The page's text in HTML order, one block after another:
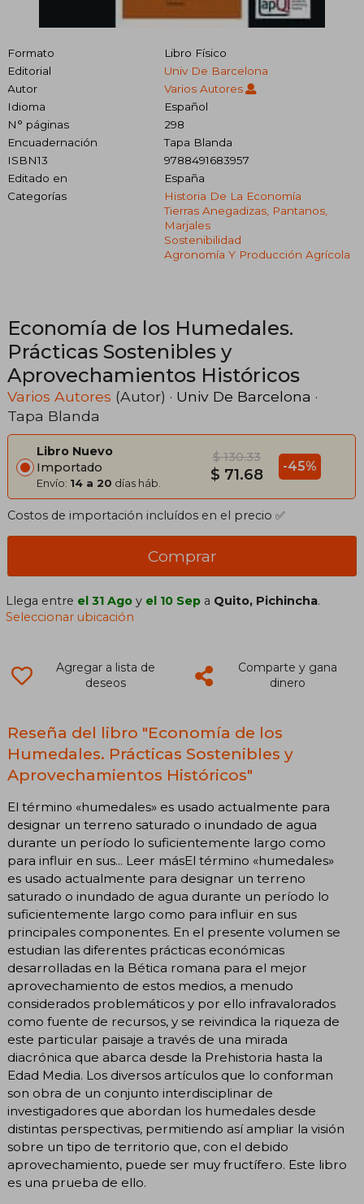
Formato
Libro Físico
Editorial
Univ De Barcelona
Autor
Varios Autores
Idioma
Español
N° páginas
298
Encuadernación
Tapa Blanda
ISBN13
9788491683957
Editado en
España
Categorías
Historia De La Economía
Tierras Anegadizas, Pantanos,
Marjales
Sostenibilidad
Agronomía Y Producción Agrícola
Economía de los Humedales.
Prácticas Sostenibles y
Aprovechamientos Históricos
Varios Autores (Autor) · Univ De Barcelona ·
Tapa Blanda
Libro Nuevo
Importado
Envío: 14 a 20 días háb.
$ 130.33
$ 71.68 -45%
Costos de importación incluídos en el precio ✅
Comprar
Llega entre el 31 Ago y el 10 Sep a Quito, Pichincha.
Seleccionar ubicación
Agregar a lista de
deseos
Comparte y gana
dinero
Reseña del libro "Economía de los
Humedales. Prácticas Sostenibles y
Aprovechamientos Históricos"
El término «humedales» es usado actualmente para
designar un terreno saturado o inundado de agua
durante un período lo suficientemente largo como
para influir en sus... Leer másEl término «humedales»
es usado actualmente para designar un terreno
saturado o inundado de agua durante un período lo
suficientemente largo como para influir en sus
principales componentes. En el presente volumen se
estudian las diferentes prácticas económicas
desarrolladas en la Bética romana para el mejor
aprovechamiento de estos medios, a menudo
considerados problemáticos y por ello infravalorados
como fuente de recursos, y se reivindica la riqueza de
este particular paisaje a través de una mirada
diacrónica que abarca desde la Prehistoria hasta la
Edad Media. Los diversos artículos que lo conforman
son obra de un conjunto interdisciplinar de
investigadores que abordan los humedales desde
distintas perspectivas, permitiendo así ampliar la visión
sobre un tipo de territorio que, con el debido
aprovechamiento, puede ser muy fructífero. Este libro
es una prueba de ello.